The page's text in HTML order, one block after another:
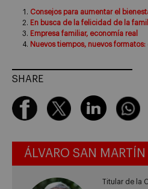
Consejos para aumentar el
En busca de la felicidad de la
Empresa familiar, economía real
Nuevos tiempos, nuevos
SHARE
ÁLVARO SAN MARTÍN
Titular de la